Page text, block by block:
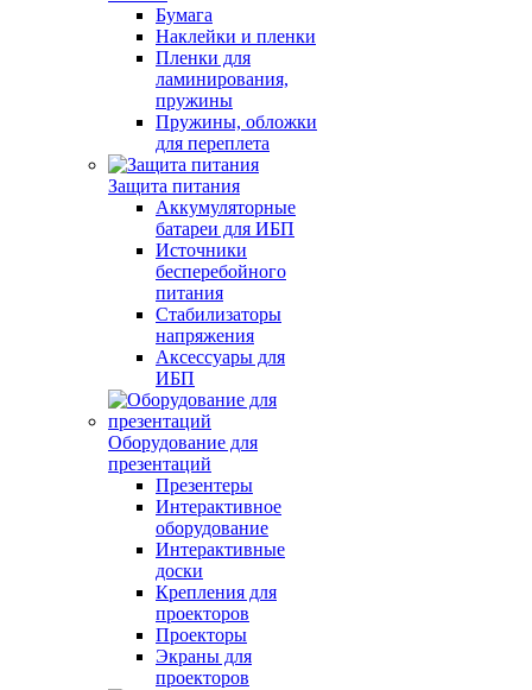
Бумага
Наклейки и пленки
Пленки для
ламинирования,
пружины
Пружины, обложки
для переплета
Защита питания
Аккумуляторные
батареи для ИБП
Источники
бесперебойного
питания
Стабилизаторы
напряжения
Аксессуары для
ИБП
Оборудование для
презентаций
Презентеры
Интерактивное
оборудование
Интерактивные
доски
Крепления для
проекторов
Проекторы
Экраны для
проекторов